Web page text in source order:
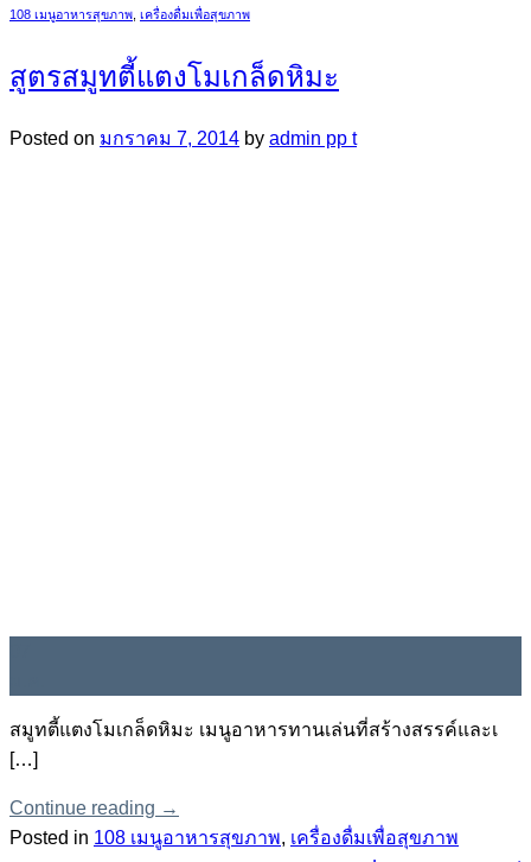
108 เมนูอาหารสุขภาพ เครื่องดื่มเพื่อสุขภาพ
สูตรสมูทตี้แตงโมเกล็ดหิมะ
Posted on มกราคม 7, 2014 by admin pp t
สมูทตี้แตงโมเกล็ดหิมะ เมนูอาหารทานเล่นที่สร้างสรรค์และเ
[…]
Continue reading →
Posted in 108 เมนูอาหารสุขภาพ, เครื่องดื่มเพื่อสุขภาพ